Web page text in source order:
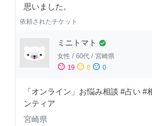
思いました。
依頼されたチケット
ミニトマト check_circle
女性 / 60代 / 宮崎県
sentiment_satisfied 19 sentiment_neutral 0 sentiment_dissatisfied 0
「オンライン」お悩み相談 #占い #
ンティア
宮崎県